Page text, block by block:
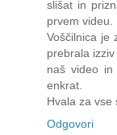
slišat in
prvem videu.
Voščilnica je
prebrala
naš video
enkrat.
Hvala za vse
Odgovori